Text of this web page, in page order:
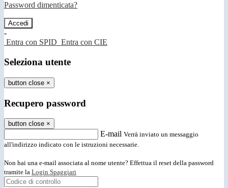
Password dimenticata?
-
Entra con SPID Entra con CIE
Seleziona utente
button close ×
Recupero password
button close ×
E-mail Verrà inviato un messaggio
all'indirizzo indicato con le istruzioni necessarie.
Non hai una e-mail associata al nome utente? Effettua il reset della password
tramite la Login Spaggiari